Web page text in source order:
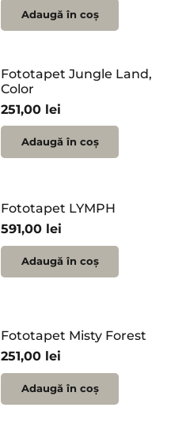
Adaugă în coș
Fototapet Jungle Land,
Color
251,00 lei
Adaugă în coș
Fototapet LYMPH
591,00 lei
Adaugă în coș
Fototapet Misty Forest
251,00 lei
Adaugă în coș